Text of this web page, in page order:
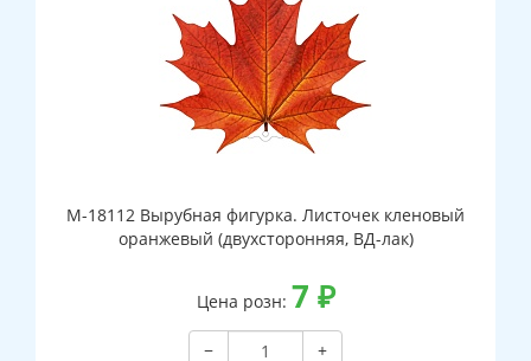
М-18112 Вырубная фигурка. Листочек кленовый
оранжевый (двухсторонняя, ВД-лак)
Цена розн: 7 ₽
−
+